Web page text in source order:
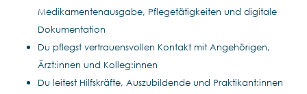
Medikamentenausgabe, Pflegetätigkeiten und digitale
Dokumentation
Du pflegst vertrauensvollen Kontakt mit Angehörigen,
Ärzt:innen und Kolleg:innen
Du leitest Hilfskräfte, Auszubildende und Praktikant:innen